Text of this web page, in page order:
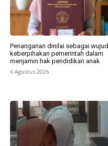
Penanganan dinilai sebagai wujud
keberpihakan pemerintah dalam
menjamin hak pendidikan anak
6 Agustus 2026